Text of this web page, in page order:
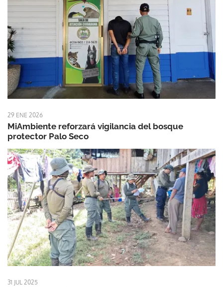
29 ENE 2026
MiAmbiente reforzará vigilancia del bosque
protector Palo Seco
31 JUL 2025